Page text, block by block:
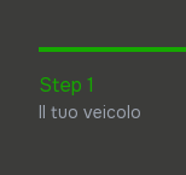
Step 1
Il tuo veicolo